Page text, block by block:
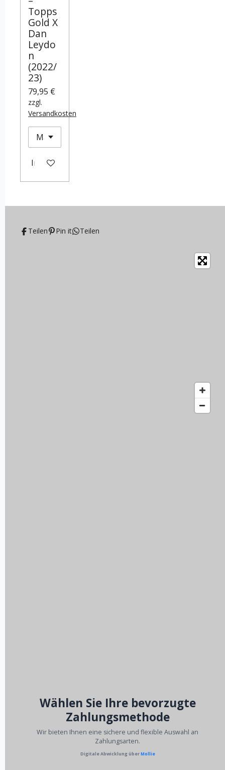
Topps
Gold X
Dan
Leydo
n
(2022/
23)
79,95 €
zzgl.
Versandkosten
In den Warenkorb
Teilen Pin it Teilen
Wählen Sie Ihre bevorzugte
Zahlungsmethode
Wir bieten Ihnen eine sichere und flexible Auswahl an
Zahlungsarten.
Digitale Abwicklung überMollie